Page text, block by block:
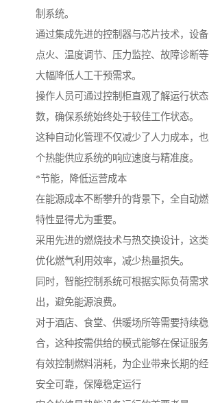
制系统。
通过集成先进的控制器与芯片技术，设
点火、温度调节、压力监控、故障诊断等
大幅降低人工干预需求。
操作人员可通过控制柜直观了解运行状
数，确保系统始终处于较佳工作状态。
这种自动化管理不仅减少了人力成本，
个热能供应系统的响应速度与精准度。
*节能，降低运营成本
在能源成本不断攀升的背景下，全自动
特性显得尤为重要。
采用先进的燃烧技术与热交换设计，这
优化燃气利用效率，减少热量损失。
同时，智能控制系统可根据实际负荷需
出，避免能源浪费。
对于酒店、食堂、供暖场所等需要持续
合，这种按需供给的模式能够在保证服务
有效控制燃料消耗，为企业带来长期的经
安全可靠，保障稳定运行